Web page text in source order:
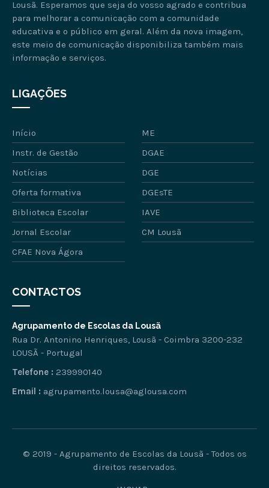
Lousã. Esperamos que seja do vosso agrado e contribua
para melhorar a comunicação com a comunidade
educativa e o público em geral. Além da nova imagem,
este meio de comunicação disponibiliza também mais
informação e serviços.
LIGAÇÕES
Início
ME
Instr. de Gestão
DGAE
Notícias
DGE
Oferta formativa
DGEsTE
Biblioteca Escolar
IAVE
Jornal Escolar
CM Lousã
CFAE Nova Ágora
CONTACTOS
Agrupamento de Escolas da Lousã
Rua Dr. Antonino Henriques, Lousã - Coimbra 3200-232
LOUSÃ - Portugal
Telefone : 239990140
Email : agrupamento.lousa@aglousa.com
© 2019 - Agrupamento de Escolas da Lousã - Todos os
direitos reservados.